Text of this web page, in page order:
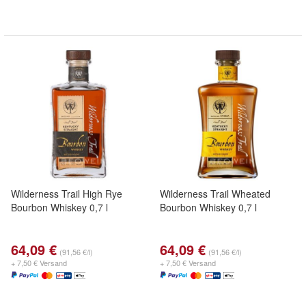
Wilderness Trail High Rye
Bourbon Whiskey 0,7 l
64,09 € (91,56 €/l)
+ 7,50 € Versand
Wilderness Trail Wheated
Bourbon Whiskey 0,7 l
64,09 € (91,56 €/l)
+ 7,50 € Versand